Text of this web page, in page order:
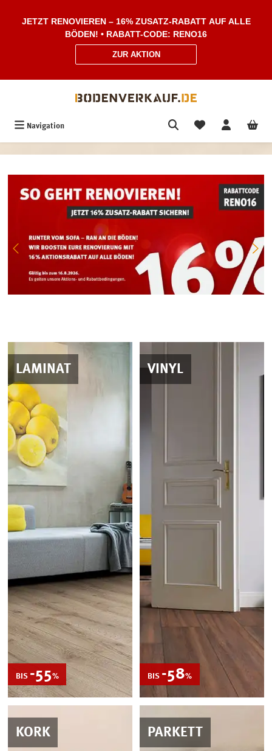
JETZT RENOVIEREN – 16% ZUSATZ-RABATT AUF ALLE
BÖDEN! • RABATT-CODE: RENO16
ZUR AKTION
Navigation
LAMINAT
BIS -55%
REDUZIERT
VINYL
BIS -58%
REDUZIERT
KORK PARKETT